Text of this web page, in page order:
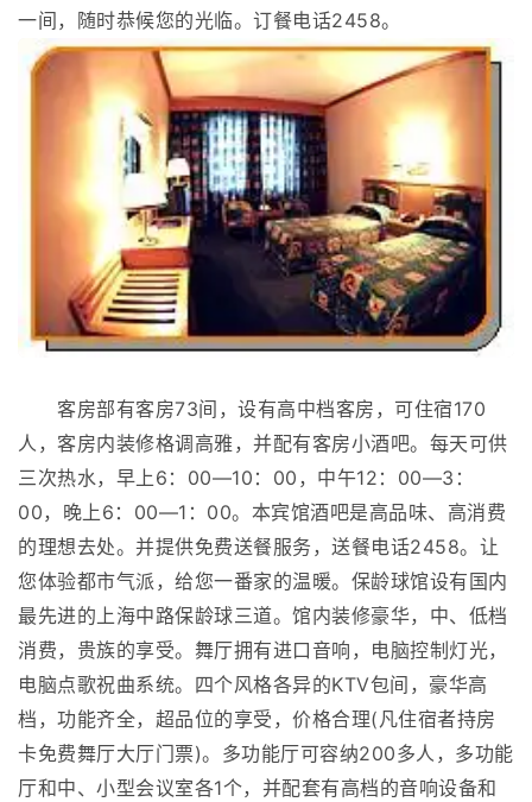
一间，随时恭候您的光临。订餐电话2458。
客房部有客房73间，设有高中档客房，可住宿170
人，客房内装修格调高雅，并配有客房小酒吧。每天可供
三次热水，早上6：00—10：00，中午12：00—3：
00，晚上6：00—1：00。本宾馆酒吧是高品味、高消费
的理想去处。并提供免费送餐服务，送餐电话2458。让
您体验都市气派，给您一番家的温暖。保龄球馆设有国内
最先进的上海中路保龄球三道。馆内装修豪华，中、低档
消费，贵族的享受。舞厅拥有进口音响，电脑控制灯光，
电脑点歌祝曲系统。四个风格各异的KTV包间，豪华高
档，功能齐全，超品位的享受，价格合理(凡住宿者持房
卡免费舞厅大厅门票)。多功能厅可容纳200多人，多功能
厅和中、小型会议室各1个，并配套有高档的音响设备和